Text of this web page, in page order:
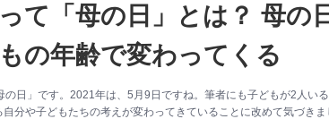
て「母の日」とは？ 母の
の年齢で変わってくる
の日」です。2021年は、5月9日ですね。筆者にも子どもが2人い
分や子どもたちの考えが変わってきていることに改めて気づきま